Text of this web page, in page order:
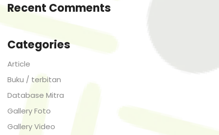
Recent Comments
Categories
Article
Buku / terbitan
Database Mitra
Gallery Foto
Gallery Video